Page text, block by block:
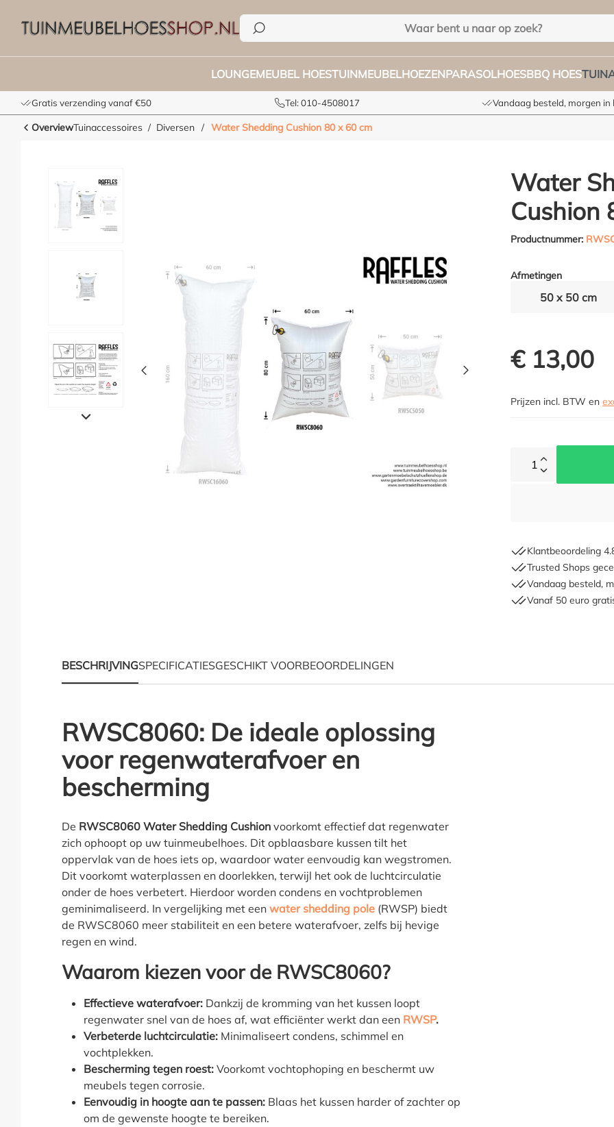
LOUNGEMEUBEL HOESTUINMEUBELHOEZENPARASOLHOESBBQ HOES
Gratis verzending vanaf €50 Tel: 010-4508017 Vandaag besteld, morgen in
OverviewTuinaccessoires Diversen / Water Shedding Cushion 80 x 60 cm
Water
Cushion
Productnummer:
Afmetingen
50 x 50 cm
€ 13,00
Prijzen incl. BTW en
1
Klantbeoordeling
Trusted Shops
Vandaag besteld,
Vanaf 50 euro
BESCHRIJVINGSPECIFICATIESGESCHIKT VOORBEOORDELINGEN
Productinformatie "Water Shedding Cushion 80 x
RWSC8060: De ideale oplossing
voor regenwaterafvoer en
bescherming
De RWSC8060 Water Shedding Cushion voorkomt effectief dat regenwater
zich ophoopt op uw tuinmeubelhoes. Dit opblaasbare kussen tilt het
oppervlak van de hoes iets op, waardoor water eenvoudig kan wegstromen.
Dit voorkomt waterplassen en doorlekken, terwijl het ook de luchtcirculatie
onder de hoes verbetert. Hierdoor worden condens en vochtproblemen
geminimaliseerd. In vergelijking met een water shedding pole (RWSP) biedt
de RWSC8060 meer stabiliteit en een betere waterafvoer, zelfs bij hevige
regen en wind.
Waarom kiezen voor de RWSC8060?
Effectieve waterafvoer: Dankzij de kromming van het kussen loopt
regenwater snel van de hoes af, wat efficiënter werkt dan een RWSP.
Verbeterde luchtcirculatie: Minimaliseert condens, schimmel en
vochtplekken.
Bescherming tegen roest: Voorkomt vochtophoping en beschermt uw
meubels tegen corrosie.
Eenvoudig in hoogte aan te passen: Blaas het kussen harder of zachter op
om de gewenste hoogte te bereiken.